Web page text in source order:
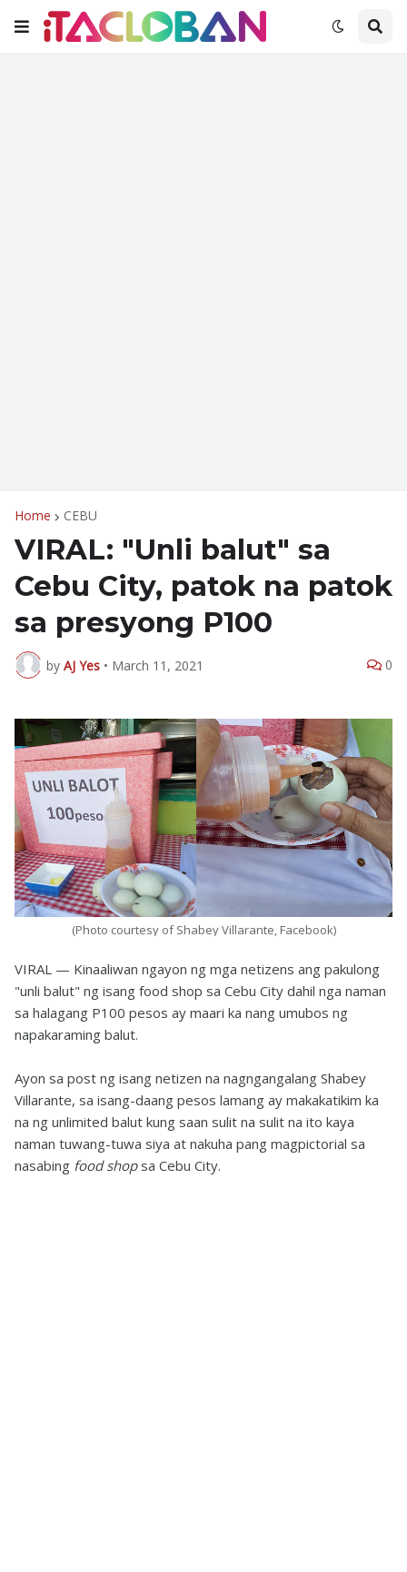
Home CEBU
VIRAL: "Unli balut" sa
Cebu City, patok na patok
sa presyong P100
by AJ Yes • March 11, 2021 0
(Photo courtesy of Shabey Villarante, Facebook)
VIRAL — Kinaaliwan ngayon ng mga netizens ang pakulong
"unli balut" ng isang food shop sa Cebu City dahil nga naman
sa halagang P100 pesos ay maari ka nang umubos ng
napakaraming balut.
Ayon sa post ng isang netizen na nagngangalang Shabey
Villarante, sa isang-daang pesos lamang ay makakatikim ka
na ng unlimited balut kung saan sulit na sulit na ito kaya
naman tuwang-tuwa siya at nakuha pang magpictorial sa
nasabing food shopsa Cebu City.